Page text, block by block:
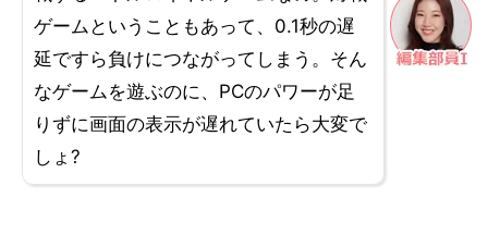
ゲームということもあって、0.1秒の遅
延ですら負けにつながってしまう。そん
なゲームを遊ぶのに、PCのパワーが足
りずに画面の表示が遅れていたら大変で
しょ?